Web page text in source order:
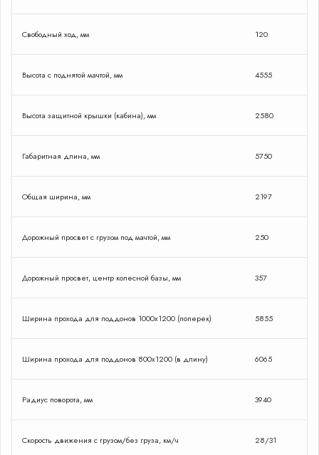
Свободный ход, мм 120
Высота с поднятой мачтой, мм 4555
Высота защитной крышки (кабина), мм 2580
Габаритная длина, мм 5750
Общая ширина, мм 2197
Дорожный просвет с грузом под мачтой, мм 250
Дорожный просвет, центр колесной базы, мм 357
Ширина прохода для поддонов 1000х1200 (поперек) 5855
Ширина прохода для поддонов 800х1200 (в длину) 6065
Радиус поворота, мм 3940
Скорость движения с грузом/без груза, км/ч 28/31
Закрыть форму